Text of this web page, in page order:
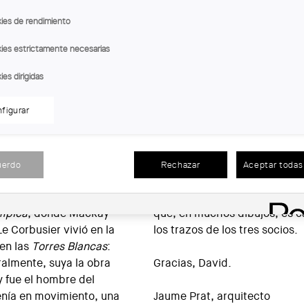
de Catalunya (COAC)
de Josep Martorell y
entregadas las casas
empezar las de la
trayectoria del
en 1962, estalla.
del
al espacio
que, años más
, donde Mackay
Corbusier vivió en la
las Torres Blancas:
suya la obra
fue el hombre del
en movimiento, una
però probablement
probablemente esté la
Las trayectorias públicas de
miembros de MBM les
estudio, en cambio, es
que, en muchos dibujos, es
los trazos de los tres socios.
Gracias, David.
Jaume Prat, arquitecto
de rendimiento
estrictamente necesarias
dirigidas
Rechazar Aceptar